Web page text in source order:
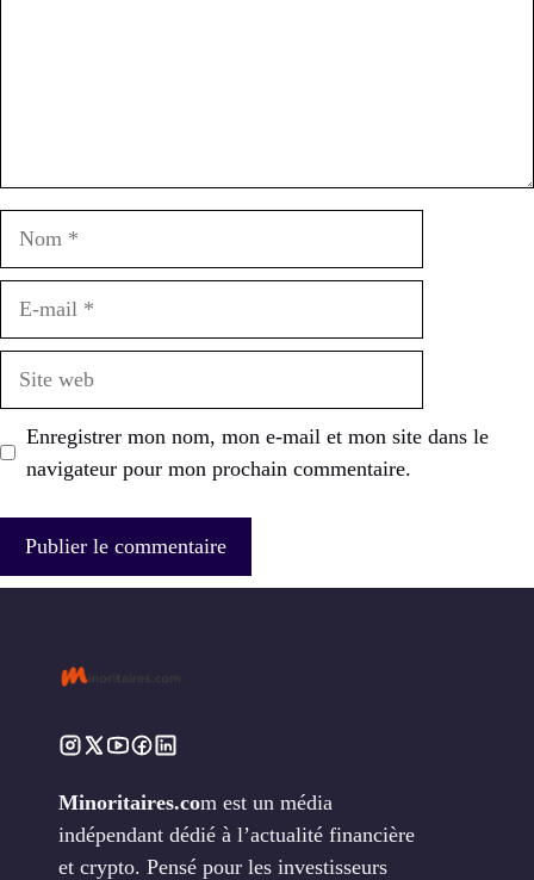
Enregistrer mon nom, mon e-mail et mon site dans le
navigateur pour mon prochain commentaire.
Minoritaires.com est un média
indépendant dédié à l’actualité financière
et crypto. Pensé pour les investisseurs